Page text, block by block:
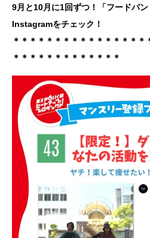
9月と10月に1回ずつ！「フードパ
Instagramをチェック！
＊＊＊＊＊＊＊＊＊＊＊＊＊＊＊＊
＊＊＊＊＊＊＊＊＊＊＊＊＊